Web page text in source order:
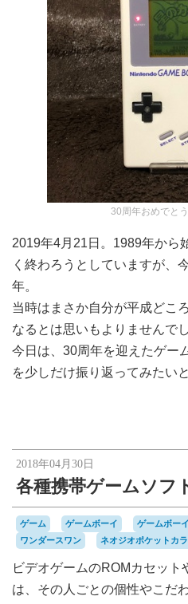
30周年おめでと
2019年4月21日。1989年から
く終わろうとしていますが、
年。
当時はまさか自分が平成どこ
なるとは思いもよりませんでし
今日は、30周年を迎えたゲー
を少しだけ振り返ってみたい
2018年04月30日
各種携帯ゲームソフ
ゲーム ゲームボーイ ゲームボー
ワンダースワン
ネオジオポケットカ
ビデオゲームのROMカセッ
は、その人ごとの個性やこだ